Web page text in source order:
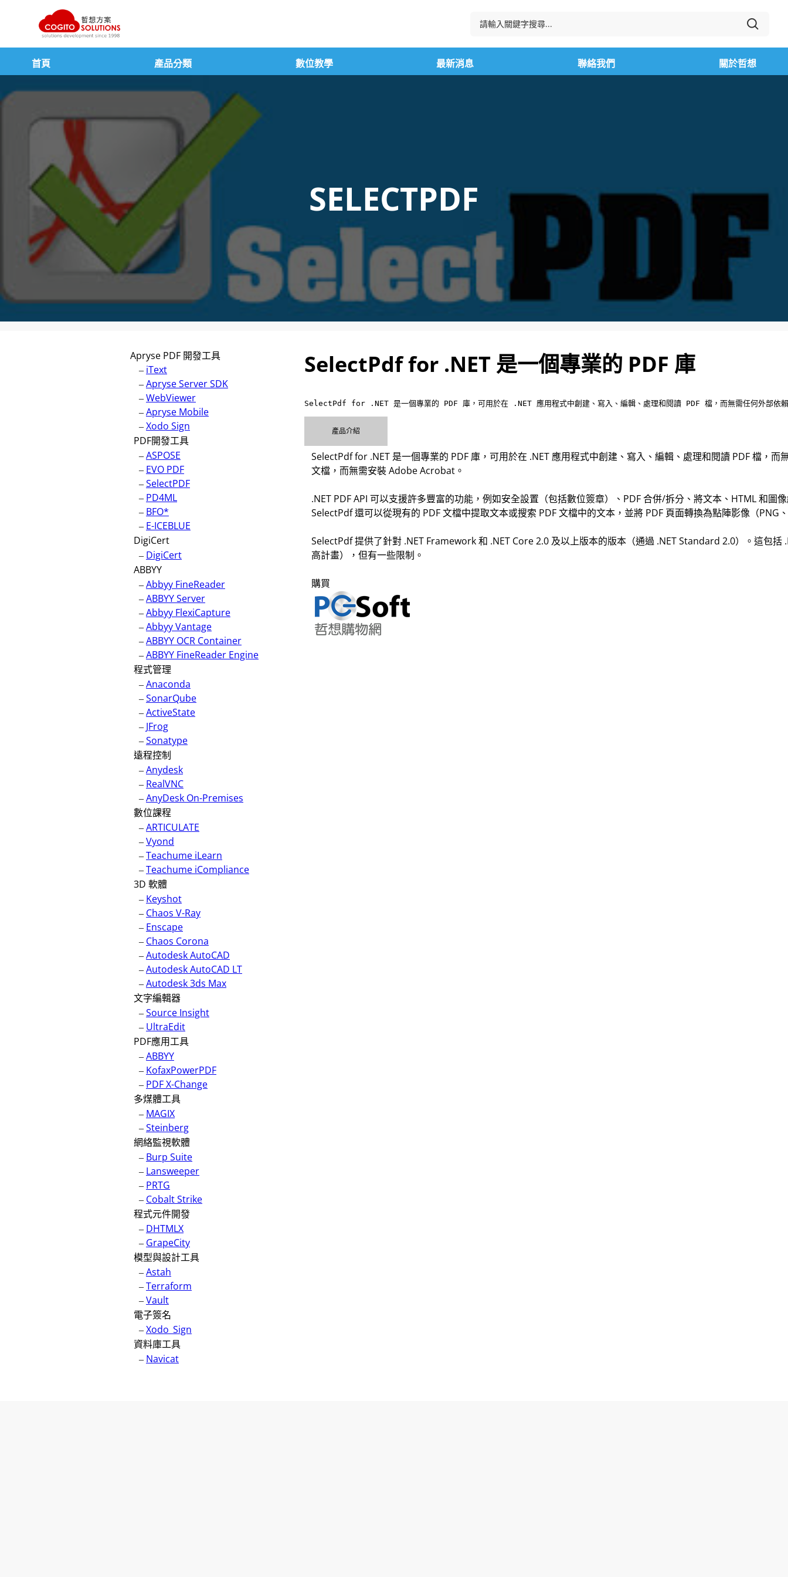
要
容
首頁 產品分類 數位教學 最新消息 聯絡我們 關於哲想
SELECTPDF
Apryse PDF 開發工具
– iText
–Apryse Server SDK
–WebViewer
–Apryse Mobile
–Xodo Sign
PDF開發工具
–ASPOSE
– EVO PDF
–SelectPDF
– PD4ML
– BFO*
– E-ICEBLUE
DigiCert
– DigiCert
ABBYY
–Abbyy FineReader
–ABBYY Server
–Abbyy FlexiCapture
–Abbyy Vantage
–ABBYY OCR Container
–ABBYY FineReader Engine
程式管理
–Anaconda
–SonarQube
–ActiveState
– JFrog
–Sonatype
遠程控制
–Anydesk
– RealVNC
–AnyDesk On-Premises
數位課程
–ARTICULATE
–Vyond
–Teachume iLearn
–Teachume iCompliance
3D 軟體
– Keyshot
– Chaos V-Ray
– Enscape
– Chaos Corona
–Autodesk AutoCAD
–Autodesk AutoCAD LT
–Autodesk 3ds Max
文字編輯器
–Source Insight
– UltraEdit
PDF應用工具
–ABBYY
– KofaxPowerPDF
– PDF X-Change
多煤體工具
– MAGIX
–Steinberg
網絡監視軟體
– Burp Suite
– Lansweeper
– PRTG
– Cobalt Strike
程式元件開發
– DHTMLX
– GrapeCity
模型與設計工具
–Astah
–Terraform
–Vault
電子簽名
–Xodo_Sign
資料庫工具
– Navicat
SelectPdf for .NET 是一個專業的 PDF 庫
SelectPdf for .NET 是一個專業的 PDF 庫，可用於在 .NET 應用程式中創建、寫入、編輯、處理和閱讀 PDF 檔，而無需任何外部
產品介紹
SelectPdf for .NET 是一個專業的 PDF 庫，可用於在 .NET 應用程式中創建、寫入、編輯、處理和閱讀 PDF 檔，
文檔，而無需安裝 Adobe Acrobat。
.NET PDF API 可以支援許多豐富的功能，例如安全設置（包括數位簽章）、PDF 合併/拆分、將文本、HTML 和
SelectPdf 還可以從現有的 PDF 文檔中提取文本或搜索 PDF 文檔中的文本，並將 PDF 頁面轉換為點陣影像（PNG
SelectPdf 提供了針對 .NET Framework 和 .NET Core 2.0 及以上版本的版本（通過 .NET Standard 2.0）。這包
高計畫），但有一些限制。
購買